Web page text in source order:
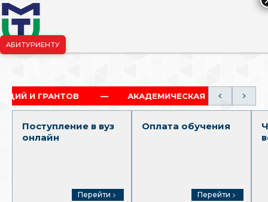
АБИТУРИЕНТУ
АКАДЕМИЧЕСКАЯ И СОЦИАЛЬНАЯ
Поступление в вуз
онлайн
Перейти
Оплата обучения
Перейти